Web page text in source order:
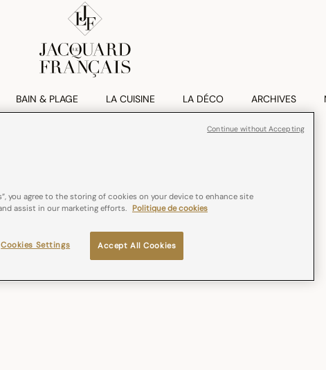
BAIN & PLAGE LA CUISINE LA DÉCO ARCHIVES
SECONDE MAIN
you agree to the storing of cookies on your device to enhance site
assist in our marketing efforts. Politique de cookies
Accept All Cookies
Cookies Settings
Continue without Accepting